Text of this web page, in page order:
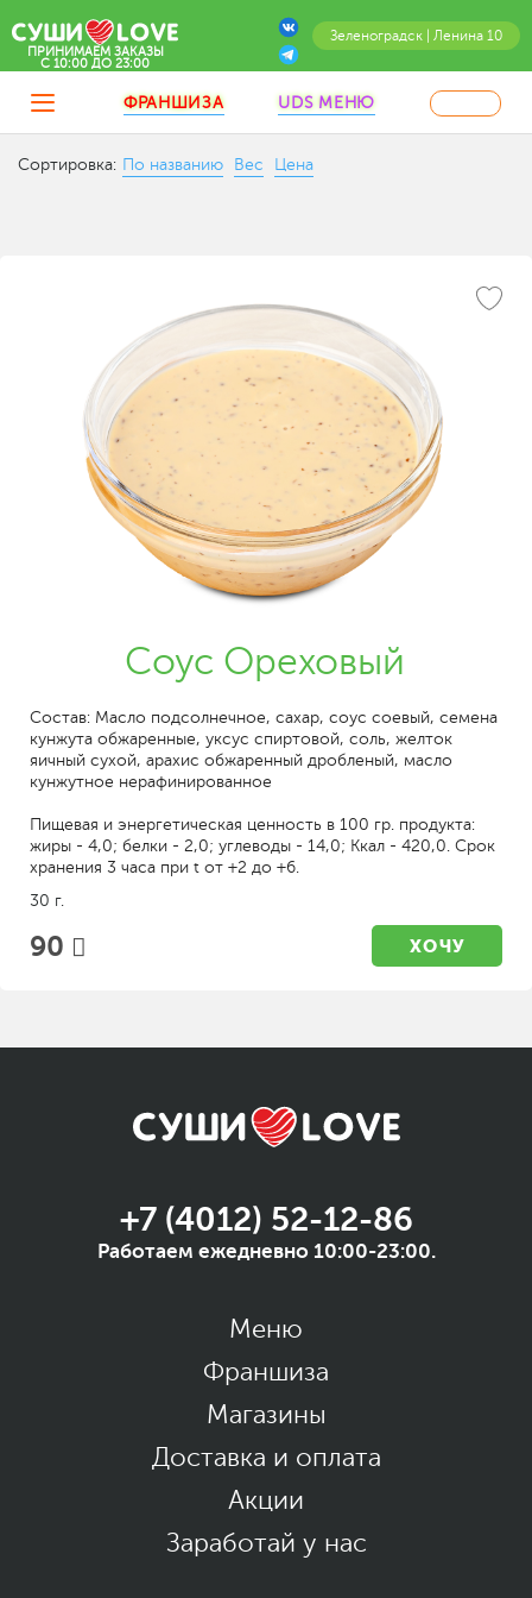
Зеленоградск | Ленина 10
ПРИНИМАЕМ ЗАКАЗЫ
C 10:00 ДО 23:00
ФРАНШИЗА UDS МЕНЮ
Сортировка: По названию Вес Цена
Соус Ореховый
Состав: Масло подсолнечное, сахар, соус соевый, семена
кунжута обжаренные, уксус спиртовой, соль, желток
яичный сухой, арахис обжаренный дробленый, масло
кунжутное нерафинированное
Пищевая и энергетическая ценность в 100 гр. продукта:
жиры - 4,0; белки - 2,0; углеводы - 14,0; Ккал - 420,0. Срок
хранения 3 часа при t от +2 до +6.
30 г.
90 ХОЧУ
+7 (4012) 52-12-86
Работаем ежедневно 10:00-23:00.
Меню
Франшиза
Магазины
Доставка и оплата
Акции
Заработай у нас